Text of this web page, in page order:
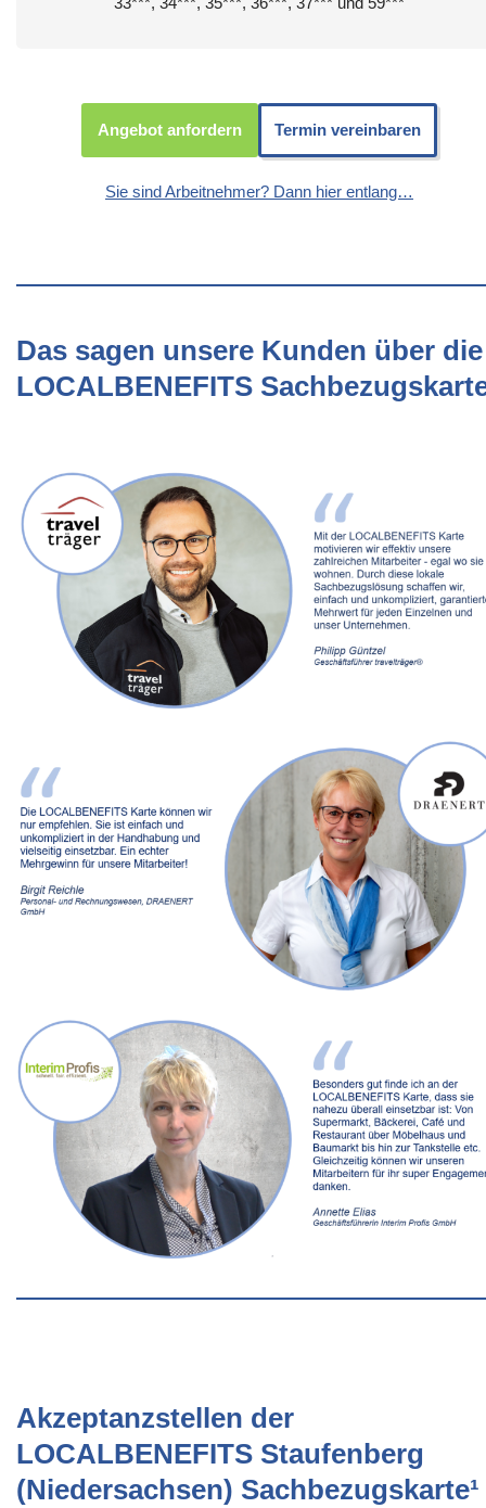
Angebot anfordern Termin vereinbaren
Sie sind Arbeitnehmer? Dann hier entlang…
Das sagen unsere Kunden über die
LOCALBENEFITS
Akzeptanzstellen der
LOCALBENEFITS Staufenberg
(Niedersachsen) Sachbezugskarte¹